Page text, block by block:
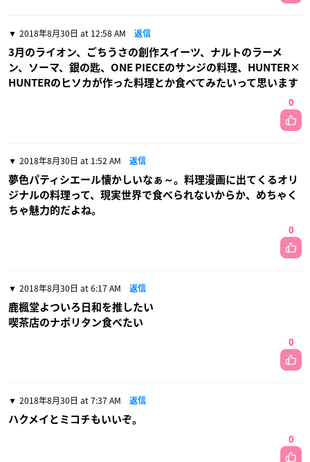
2018年8月30日 at 12:58 AM 返信
3月のライオン、ごちうさの創作スイーツ、ナルトのラーメ
ン、ソーマ、銀の匙、ONE PIECEのサンジの料理、HUNTER×
HUNTERのヒソカが作った料理とか食べてみたいって思います
0
2018年8月30日 at 1:52 AM 返信
夢色パティシエール懐かしいなぁ～。料理漫画に出てくるオリ
ジナルの料理って、現実世界で食べられないからか、めちゃく
ちゃ魅力的だよね。
0
2018年8月30日 at 6:17 AM 返信
鹿楓堂よついろ日和を推したい
喫茶店のナポリタン食べたい
0
2018年8月30日 at 7:37 AM 返信
ハクメイとミコチもいいぞ。
0